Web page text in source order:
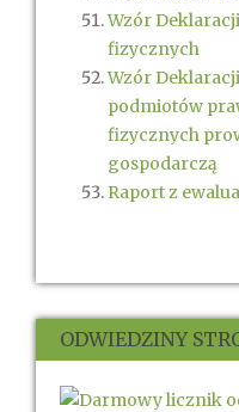
Wzór
fizycznych
Wzór
podmiotów
fizycznych
gospodarczą
Raport z
ODWIEDZINY